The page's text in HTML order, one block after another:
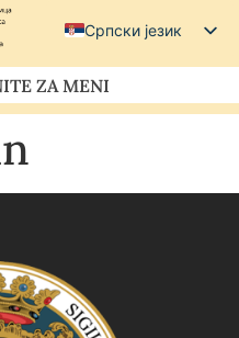
Српски језик
Српски (ћирилица)
Magyar
ZA MENI